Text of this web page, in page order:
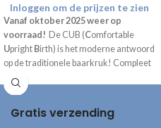
Inloggen om de prijzen te zien
Vanaf oktober 2025 weer op
voorraad! De CUB (Comfortable
Upright Birth) is het moderne antwoord
op de traditionele baarkruk! Compleet
geleverd inclusief draagtas, handpomp
en gebruiksaanwijzing.
Gratis verzending